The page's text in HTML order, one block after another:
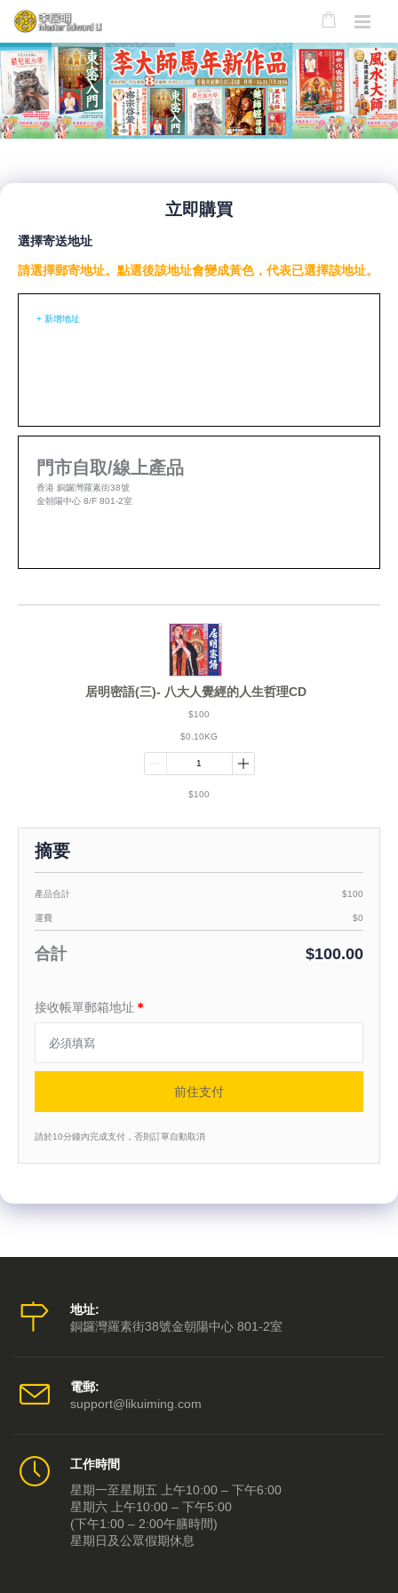
立即購買
選擇寄送地址
請選擇郵寄地址。點選後該地址會變成黃色，代表已選擇該地址。
+ 新增地址
門市自取/線上產品
香港 銅鑼灣羅素街38號
金朝陽中心 8/F 801-2室
居明密語(三)- 八大人覺經的人生哲理CD
$100
$0.10KG
$100
摘要
產品合計 $100
運費 $0
合計 $100.00
接收帳單郵箱地址 ＊
前住支付
請於10分鐘內完成支付，否則訂單自動取消
地址:
銅鑼灣羅素街38號金朝陽中心 801-2室
電郵:
support@likuiming.com
工作時間
星期一至星期五 上午10:00 – 下午6:00
星期六 上午10:00 – 下午5:00
(下午1:00 – 2:00午膳時間)
星期日及公眾假期休息